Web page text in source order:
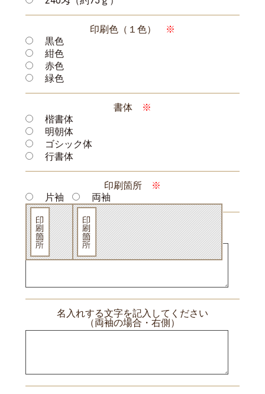
印刷色（１色）
※
黒色
紺色
赤色
緑色
書体
※
楷書体
明朝体
ゴシック体
行書体
印刷箇所
※
片袖
両袖
名入れする文字を記入してください
（片袖の場合）
名入れする文字を記入してください
（両袖の場合・右側）